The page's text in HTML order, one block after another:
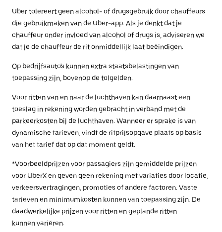
Uber tolereert geen alcohol- of drugsgebruik door chauffeurs
die gebruikmaken van de Uber-app. Als je denkt dat je
chauffeur onder invloed van alcohol of drugs is, adviseren we
dat je de chauffeur de rit onmiddellijk laat beëindigen.
Op bedrijfsauto's kunnen extra staatsbelastingen van
toepassing zijn, bovenop de tolgelden.
Voor ritten van en naar de luchthaven kan daarnaast een
toeslag in rekening worden gebracht in verband met de
parkeerkosten bij de luchthaven. Wanneer er sprake is van
dynamische tarieven, vindt de ritprijsopgave plaats op basis
van het tarief dat op dat moment geldt.
*Voorbeeldprijzen voor passagiers zijn gemiddelde prijzen
voor UberX en geven geen rekening met variaties door locatie,
verkeersvertragingen, promoties of andere factoren. Vaste
tarieven en minimumkosten kunnen van toepassing zijn. De
daadwerkelijke prijzen voor ritten en geplande ritten
kunnen variëren.